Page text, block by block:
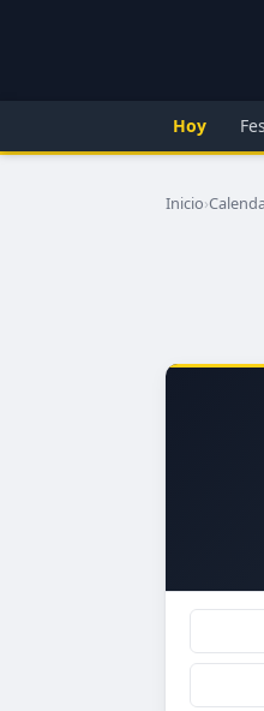
Hoy
Inicio›